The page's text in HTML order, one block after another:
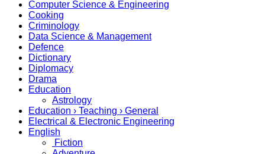
Computer Science & Engineering
Cooking
Criminology
Data Science & Management
Defence
Dictionary
Diplomacy
Drama
Education
Astrology
Education › Teaching › General
Electrical & Electronic Engineering
English
Fiction